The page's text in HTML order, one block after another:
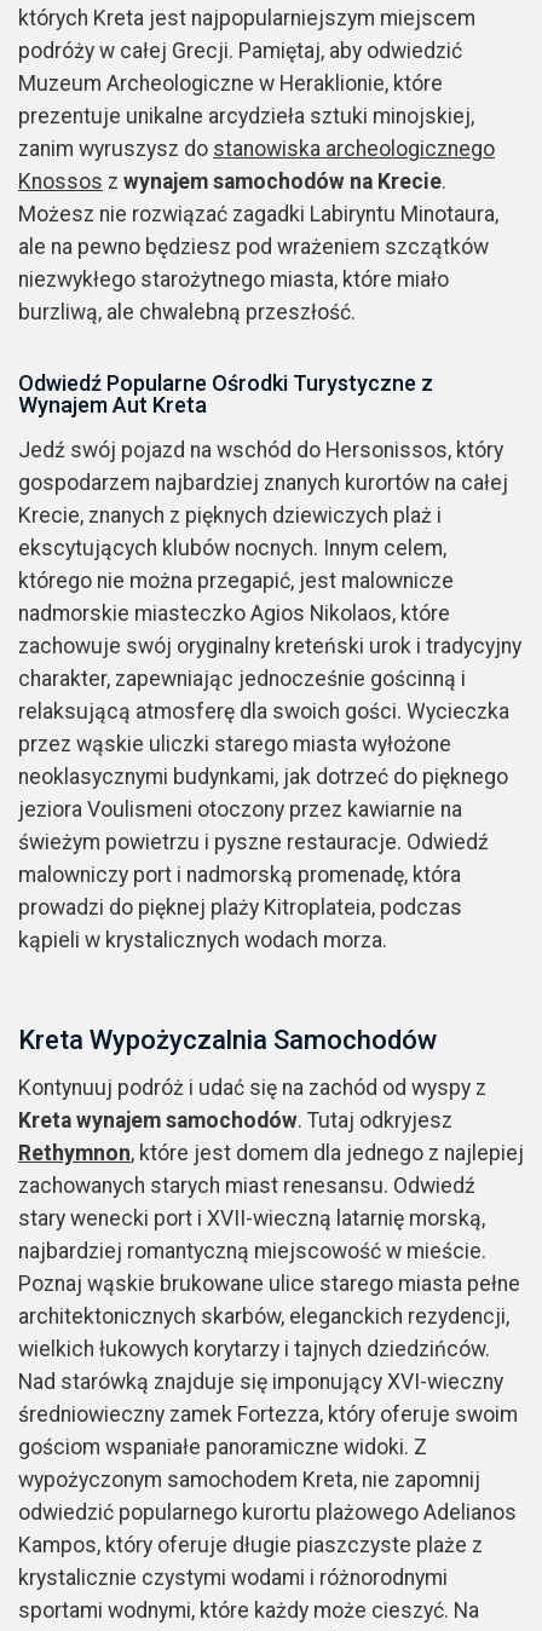
których Kreta jest najpopularniejszym miejscem
podróży w całej Grecji. Pamiętaj, aby odwiedzić
Muzeum Archeologiczne w Heraklionie, które
prezentuje unikalne arcydzieła sztuki minojskiej,
zanim wyruszysz do stanowiska archeologicznego
Knossos z wynajem samochodów na Krecie.
Możesz nie rozwiązać zagadki Labiryntu Minotaura,
ale na pewno będziesz pod wrażeniem szczątków
niezwykłego starożytnego miasta, które miało
burzliwą, ale chwalebną przeszłość.
Odwiedź Popularne Ośrodki Turystyczne z
Wynajem Aut Kreta
Jedź swój pojazd na wschód do Hersonissos, który
gospodarzem najbardziej znanych kurortów na całej
Krecie, znanych z pięknych dziewiczych plaż i
ekscytujących klubów nocnych. Innym celem,
którego nie można przegapić, jest malownicze
nadmorskie miasteczko Agios Nikolaos, które
zachowuje swój oryginalny kreteński urok i tradycyjny
charakter, zapewniając jednocześnie gościnną i
relaksującą atmosferę dla swoich gości. Wycieczka
przez wąskie uliczki starego miasta wyłożone
neoklasycznymi budynkami, jak dotrzeć do pięknego
jeziora Voulismeni otoczony przez kawiarnie na
świeżym powietrzu i pyszne restauracje. Odwiedź
malowniczy port i nadmorską promenadę, która
prowadzi do pięknej plaży Kitroplateia, podczas
kąpieli w krystalicznych wodach morza.
Kreta Wypożyczalnia Samochodów
Kontynuuj podróż i udać się na zachód od wyspy z
Kreta wynajem samochodów. Tutaj odkryjesz
Rethymnon, które jest domem dla jednego z najlepiej
zachowanych starych miast renesansu. Odwiedź
stary wenecki port i XVII-wieczną latarnię morską,
najbardziej romantyczną miejscowość w mieście.
Poznaj wąskie brukowane ulice starego miasta pełne
architektonicznych skarbów, eleganckich rezydencji,
wielkich łukowych korytarzy i tajnych dziedzińców.
Nad starówką znajduje się imponujący XVI-wieczny
średniowieczny zamek Fortezza, który oferuje swoim
gościom wspaniałe panoramiczne widoki. Z
wypożyczonym samochodem Kreta, nie zapomnij
odwiedzić popularnego kurortu plażowego Adelianos
Kampos, który oferuje długie piaszczyste plaże z
krystalicznie czystymi wodami i różnorodnymi
sportami wodnymi, które każdy może cieszyć. Na